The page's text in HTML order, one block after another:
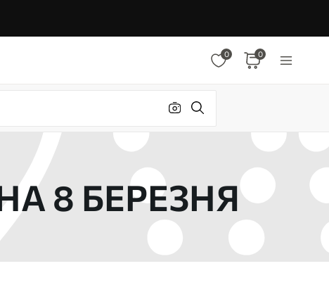
0 0
8 БЕРЕЗНЯ